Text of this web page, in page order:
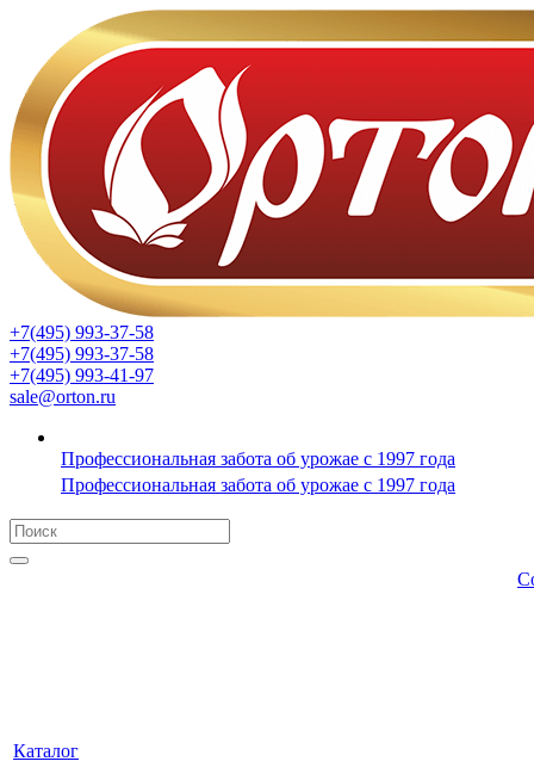
+7(495) 993-37-58
+7(495) 993-37-58
+7(495) 993-41-97
sale@orton.ru
Профессиональная забота об урожае с 1997 года
Профессиональная забота об урожае с 1997 года
Каталог